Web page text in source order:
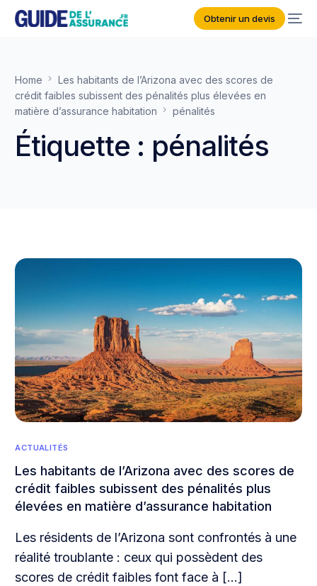
Obtenir un devis
Home
Les habitants de l’Arizona avec des scores de
crédit faibles subissent des pénalités plus élevées en
matière d’assurance habitation
pénalités
Étiquette : pénalités
ACTUALITÉS
Les habitants de l’Arizona avec des scores de
crédit faibles subissent des pénalités plus
élevées en matière d’assurance habitation
Les résidents de l’Arizona sont confrontés à une
réalité troublante : ceux qui possèdent des
scores de crédit faibles font face à […]